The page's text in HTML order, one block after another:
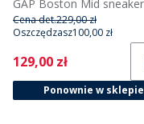
Cena det.229,00 zł
Oszczędzasz100,00 zł
Current
129,00 zł
Ponownie w sklepie